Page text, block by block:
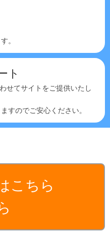
。
ト
せてサイトをご提供いたし
すのでご安心ください。
こちら